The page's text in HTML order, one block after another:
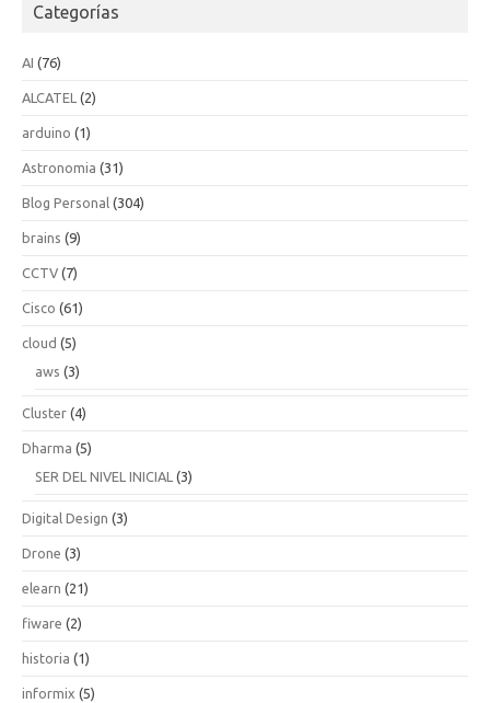
Categorías
AI (76)
ALCATEL (2)
arduino (1)
Astronomia (31)
Blog Personal (304)
brains (9)
CCTV (7)
Cisco (61)
cloud (5)
aws (3)
Cluster (4)
Dharma (5)
SER DEL NIVEL INICIAL (3)
Digital Design (3)
Drone (3)
elearn (21)
fiware (2)
historia (1)
informix (5)